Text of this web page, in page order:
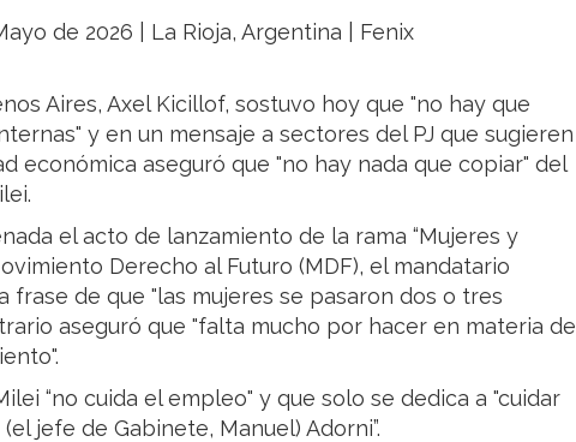
de 2026 | La Rioja, Argentina | Fenix
Aires, Axel Kicillof, sostuvo hoy que "no hay que
y en un mensaje a sectores del PJ que sugieren
económica aseguró que "no hay nada que copiar" del
el acto de lanzamiento de la rama “Mujeres y
Derecho al Futuro (MDF), el mandatario
frase de que "las mujeres se pasaron dos o tres
aseguró que "falta mucho por hacer en materia de
“no cuida el empleo" y que solo se dedica a "cuidar
jefe de Gabinete, Manuel) Adorni”.